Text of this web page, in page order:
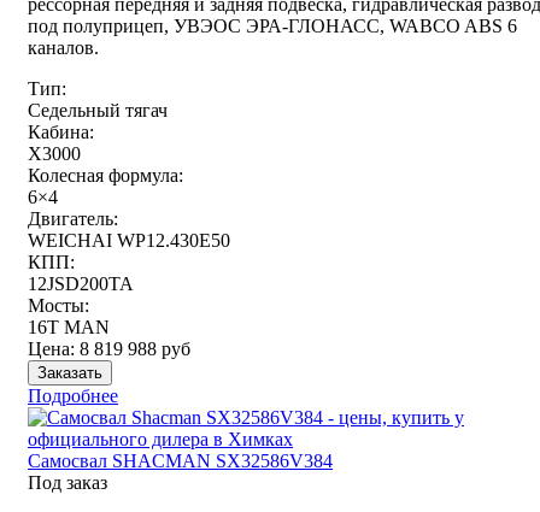
рессорная передняя и задняя подвеска, гидравлическая
под полуприцеп, УВЭОС ЭРА-ГЛОНАСС, WABCO ABS 6
каналов.
Тип:
Седельный тягач
Кабина:
X3000
Колесная формула:
6×4
Двигатель:
WEICHAI WP12.430E50
КПП:
12JSD200TA
Мосты:
16T MAN
Цена: 8 819 988 руб
Заказать
Подробнее
Самосвал SHACMAN SX32586V384
Под заказ